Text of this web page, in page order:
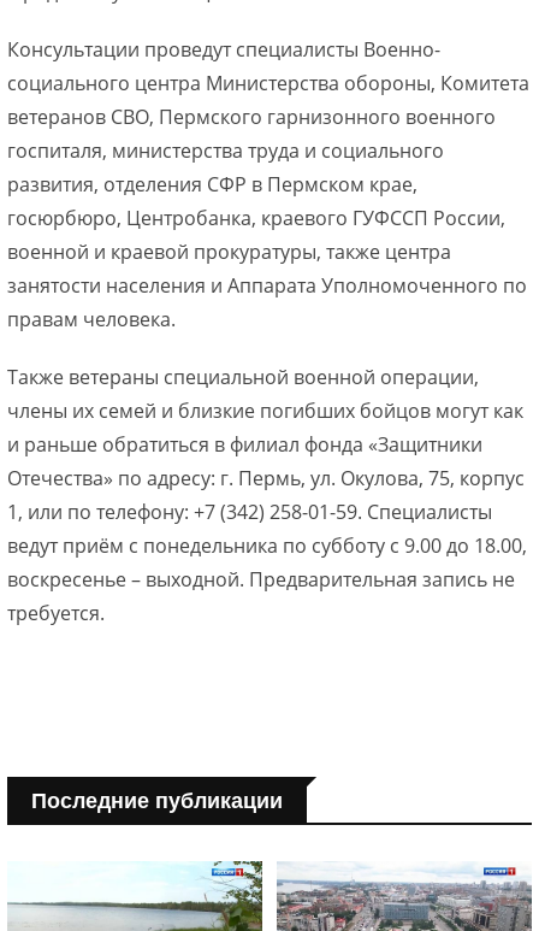
Консультации проведут специалисты Военно-
социального центра Министерства обороны, Комитета
ветеранов СВО, Пермского гарнизонного военного
госпиталя, министерства труда и социального
развития, отделения СФР в Пермском крае,
госюрбюро, Центробанка, краевого ГУФССП России,
военной и краевой прокуратуры, также центра
занятости населения и Аппарата Уполномоченного по
правам человека.
Также ветераны специальной военной операции,
члены их семей и близкие погибших бойцов могут как
и раньше обратиться в филиал фонда «Защитники
Отечества» по адресу: г. Пермь, ул. Окулова, 75, корпус
1, или по телефону: +7 (342) 258-01-59. Специалисты
ведут приём с понедельника по субботу с 9.00 до 18.00,
воскресенье – выходной. Предварительная запись не
требуется.
Последние публикации